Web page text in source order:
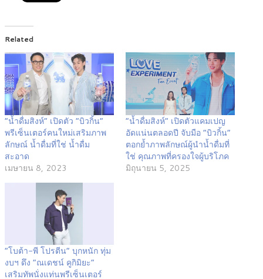
Related
“น้ำดื่มสิงห์” เปิดตัว “บิวกิ้น”
พรีเซ็นเตอร์คนใหม่เสริมภาพ
ลักษณ์ น้ำดื่มที่ใช่ น้ำดื่ม
สะอาด
เมษายน 8, 2023
“น้ำดื่มสิงห์” เปิดตัวแคมเปญ
อัดแน่นตลอดปี จับมือ “บิวกิ้น”
ตอกย้ำภาพลักษณ์ผู้นำน้ำดื่มที่
ใช่ คุณภาพที่ครองใจผู้บริโภค
มิถุนายน 5, 2025
“โบต้า-พี โปรตีน” บุกหนัก ทุ่ม
งบฯ ดึง “ณเดชน์ คูกิมิยะ”
เสริมทัพนั่งแท่นพรีเซ็นเตอร์